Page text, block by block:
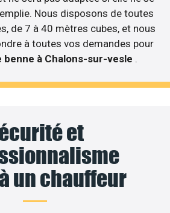
Nous disposons de toutes
de 7 à 40 mètres cubes, et nous
à toutes vos demandes pour
benne à Chalons-sur-vesle .
et
un chauffeur